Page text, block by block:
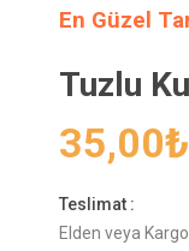
En Güzel
Tuzlu
35,00₺
Teslimat :
Elden veya